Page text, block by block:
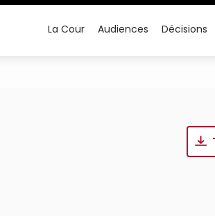
La Cour Audiences Décisions